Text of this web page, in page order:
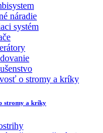
náradie
systém
stromy a kríky